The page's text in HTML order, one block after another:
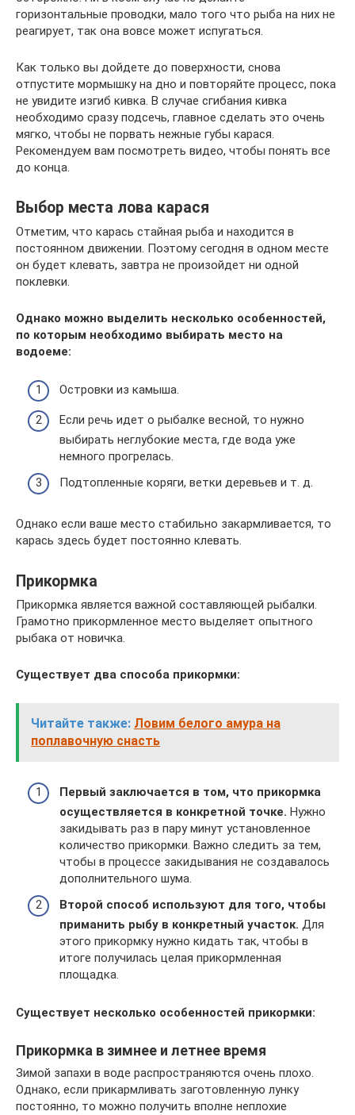
горизонтальные проводки, мало того что рыба на них не
реагирует, так она вовсе может испугаться.
Как только вы дойдете до поверхности, снова
отпустите мормышку на дно и повторяйте процесс, пока
не увидите изгиб кивка. В случае сгибания кивка
необходимо сразу подсечь, главное сделать это очень
мягко, чтобы не порвать нежные губы карася.
Рекомендуем вам посмотреть видео, чтобы понять все
до конца.
Выбор места лова карася
Отметим, что карась стайная рыба и находится в
постоянном движении. Поэтому сегодня в одном месте
он будет клевать, завтра не произойдет ни одной
поклевки.
Однако можно выделить несколько особенностей,
по которым необходимо выбирать место на
водоеме:
Островки из камыша.
Если речь идет о рыбалке весной, то нужно
выбирать неглубокие места, где вода уже
немного прогрелась.
Подтопленные коряги, ветки деревьев и т. д.
Однако если ваше место стабильно закармливается, то
карась здесь будет постоянно клевать.
Прикормка
Прикормка является важной составляющей рыбалки.
Грамотно прикормленное место выделяет опытного
рыбака от новичка.
Существует два способа прикормки:
Читайте также: Ловим белого амура на
поплавочную снасть
Первый заключается в том, что прикормка
осуществляется в конкретной точке. Нужно
закидывать раз в пару минут установленное
количество прикормки. Важно следить за тем,
чтобы в процессе закидывания не создавалось
дополнительного шума.
Второй способ используют для того, чтобы
приманить рыбу в конкретный участок. Для
этого прикормку нужно кидать так, чтобы в
итоге получилась целая прикормленная
площадка.
Существует несколько особенностей прикормки:
Прикормка в зимнее и летнее время
Зимой запахи в воде распространяются очень плохо.
Однако, если прикармливать заготовленную лунку
постоянно, то можно получить вполне неплохие